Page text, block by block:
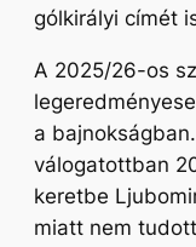
gólkirályi címét
A 2025/26-os
a
válogatottban
keretbe
miatt nem